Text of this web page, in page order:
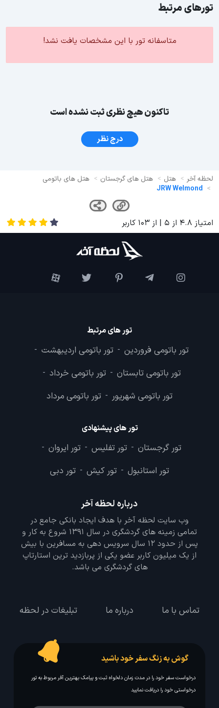
تورهای مرتبط
متاسفانه تور با این مشخصات یافت نشد!
تاکنون هیچ نظری ثبت نشده است
درج نظر
لحظه آخر هتل هتل های گرجستان
هتل های باتومی
JRW Welmond
امتیاز 4.8 از 5 | از 103 کاربر
تور های مرتبط
تور باتومی فروردین - تور باتومی اردیبهشت -
تور باتومی تابستان - تور باتومی خرداد -
تور باتومی شهریور - تور باتومی مرداد
تور های پیشنهادی
تور گرجستان - تور تفلیس - تور ایروان -
تور استانبول - تور کیش - تور دبی
درباره لحظه آخر
وب سایت لحظه آخر با هدف ایجاد بانکی جامع در
تمامی زمینه های گردشگری در سال 1391 شروع به کار و
پس از حدود 12 سال سرویس دهی به مسافرین با بیش
از یک میلیون کاربر عضو یکی از پربازدید ترین استارتاپ
های گردشگری می باشد.
تماس با ما درباره ما تبلیغات در لحظه
گوش به زنگ سفر خود باشید
درخواست سفر خود را در مدت زمان دلخواه ثبت و پیامک بهترین آفر مربوط به تور
درخواستی خود را دریافت نمایید